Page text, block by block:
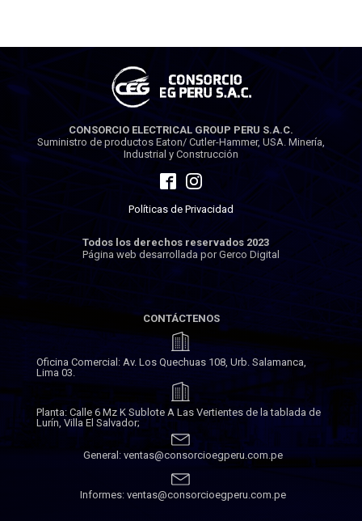
CONSORCIO ELECTRICAL GROUP PERU S.A.C.
Suministro de productos Eaton/ Cutler-Hammer, USA. Minería,
Industrial y Construcción
Políticas de Privacidad
Todos los derechos reservados 2023
Página web desarrollada por Gerco Digital
CONTÁCTENOS
Oficina Comercial: Av. Los Quechuas 108, Urb. Salamanca,
Lima 03.
Planta: Calle 6 Mz K Sublote A Las Vertientes de la tablada de
Lurín, Villa El Salvador;
General: ventas@consorcioegperu.com.pe
Informes: ventas@consorcioegperu.com.pe